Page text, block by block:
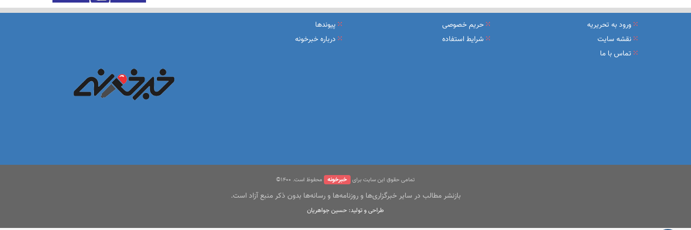
عقد تفاهم نامه عرضه محصول «مستمری مادام العمر ارس» بین شرکت بیمه باران و گروه صنعتی انتخاب
ورود به تحریریه
نقشه سایت
تماس با ما
حریم خصوصی
شرایط استفاده
پیوندها
درباره خبرخونه
تمامی حقوق این سایت برای خبرخونه محفوظ است. ۱400©
بازنشر مطالب در سایر خبرگزاری‌ها و روزنامه‌ها و رسانه‌ها بدون ذکر منبع آزاد است.
طراحی و تولید: حسین جواهریان